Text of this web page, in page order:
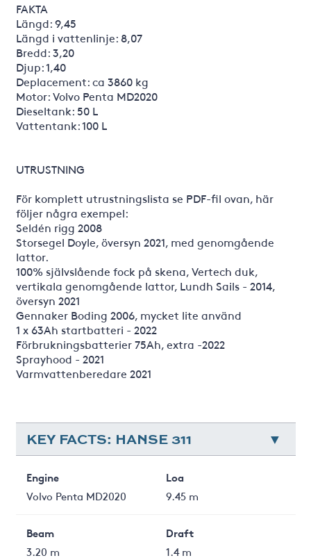
FAKTA
Längd: 9,45
Längd i vattenlinje: 8,07
Bredd: 3,20
Djup: 1,40
Deplacement: ca 3860 kg
Motor: Volvo Penta MD2020
Dieseltank: 50 L
Vattentank: 100 L
UTRUSTNING
För komplett utrustningslista se PDF-fil ovan, här
följer några exempel:
Seldén rigg 2008
Storsegel Doyle, översyn 2021, med genomgående
lattor.
100% självslående fock på skena, Vertech duk,
vertikala genomgående lattor, Lundh Sails - 2014,
översyn 2021
Gennaker Boding 2006, mycket lite använd
1 x 63Ah startbatteri - 2022
Förbrukningsbatterier 75Ah, extra -2022
Sprayhood - 2021
Varmvattenberedare 2021
KEY FACTS: HANSE 311
Engine
Volvo Penta MD2020
Loa
9.45 m
Beam
3.20 m
Draft
1.4 m